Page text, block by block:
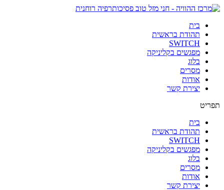
בית
תהודת בראשית
SWITCH
מפגשים בקליניקה
בלוג
מסרים
אודות
יצירת קשר
תפריט
בית
תהודת בראשית
SWITCH
מפגשים בקליניקה
בלוג
מסרים
אודות
יצירת קשר